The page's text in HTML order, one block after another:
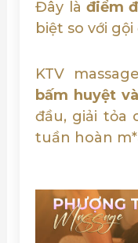
Đây là điểm
biệt so với
KTV
bấm huyệt
đầu, giải tỏa
tuần hoàn